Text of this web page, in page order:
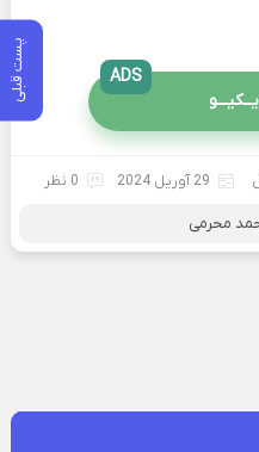
پست قبلی ADS
29 آوریل 2024 0 نظر
محرمی